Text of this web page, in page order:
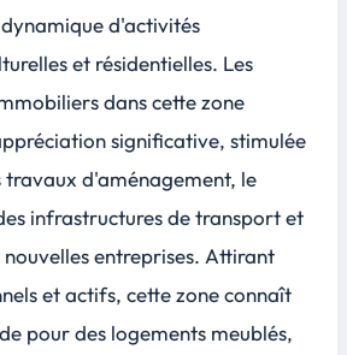
d'activités
et résidentielles. Les
dans cette zone
significative, stimulée
d'aménagement, le
infrastructures de transport et
entreprises. Attirant
et actifs, cette zone connaît
pour des logements meublés,